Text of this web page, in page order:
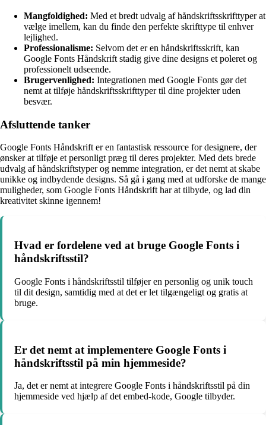
Mangfoldighed: Med et bredt udvalg af håndskriftsskrifttyper at
vælge imellem, kan du finde den perfekte skrifttype til enhver
lejlighed.
Professionalisme: Selvom det er en håndskriftsskrift, kan
Google Fonts Håndskrift stadig give dine designs et poleret og
professionelt udseende.
Brugervenlighed: Integrationen med Google Fonts gør det
nemt at tilføje håndskriftsskrifttyper til dine projekter uden
besvær.
Afsluttende tanker
Google Fonts Håndskrift er en fantastisk ressource for designere, der
ønsker at tilføje et personligt præg til deres projekter. Med dets brede
udvalg af håndskriftstyper og nemme integration, er det nemt at skabe
unikke og indbydende designs. Så gå i gang med at udforske de mange
muligheder, som Google Fonts Håndskrift har at tilbyde, og lad din
kreativitet skinne igennem!
Hvad er fordelene ved at bruge Google Fonts i
håndskriftsstil?
Google Fonts i håndskriftsstil tilføjer en personlig og unik touch
til dit design, samtidig med at det er let tilgængeligt og gratis at
bruge.
Er det nemt at implementere Google Fonts i
håndskriftsstil på min hjemmeside?
Ja, det er nemt at integrere Google Fonts i håndskriftsstil på din
hjemmeside ved hjælp af det embed-kode, Google tilbyder.